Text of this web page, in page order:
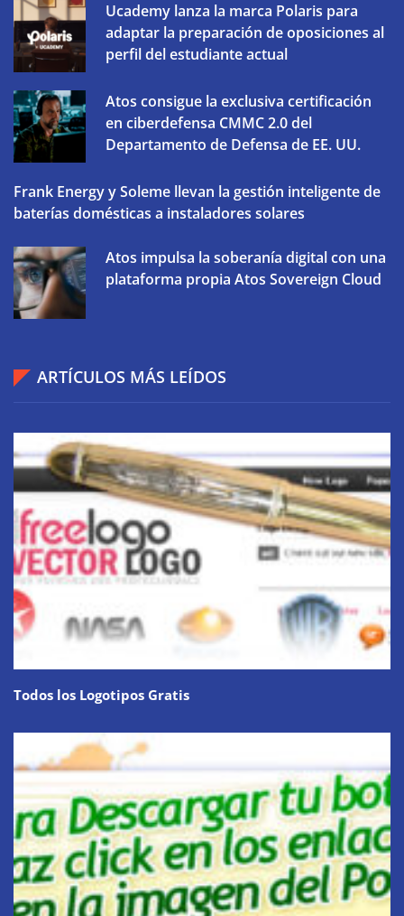
Ucademy lanza la marca Polaris para
adaptar la preparación de oposiciones al
perfil del estudiante actual
Atos consigue la exclusiva certificación
en ciberdefensa CMMC 2.0 del
Departamento de Defensa de EE. UU.
Frank Energy y Soleme llevan la gestión inteligente de
baterías domésticas a instaladores solares
Atos impulsa la soberanía digital con una
plataforma propia Atos Sovereign Cloud
ARTÍCULOS MÁS LEÍDOS
Todos los Logotipos Gratis